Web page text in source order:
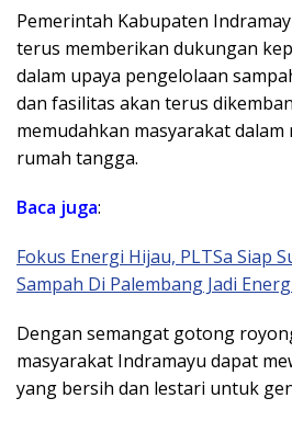
Pemerintah Kabupaten
terus memberikan dukungan
dalam upaya pengelolaan
dan fasilitas akan terus
memudahkan masyarakat dalam
rumah tangga.
Baca juga:
Fokus Energi Hijau, PLTSa Siap
Sampah Di Palembang Jadi
Dengan semangat gotong
masyarakat Indramayu dapat
yang bersih dan lestari untuk